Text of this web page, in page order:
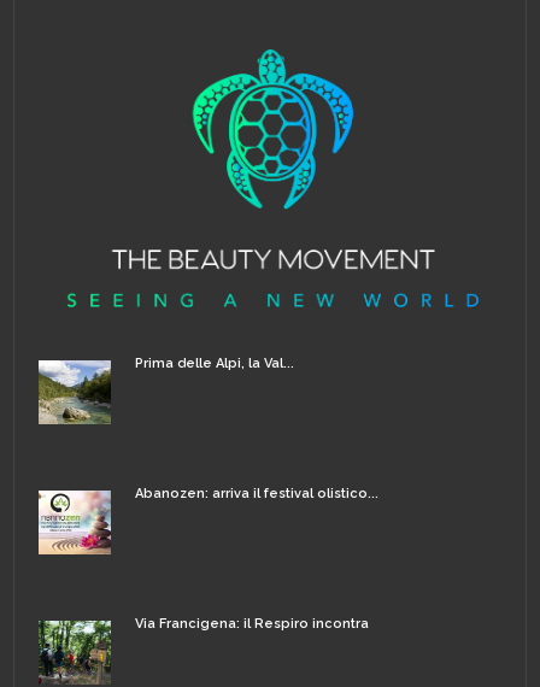
Prima delle Alpi, la Val...
Abanozen: arriva il festival olistico...
Via Francigena: il Respiro incontra